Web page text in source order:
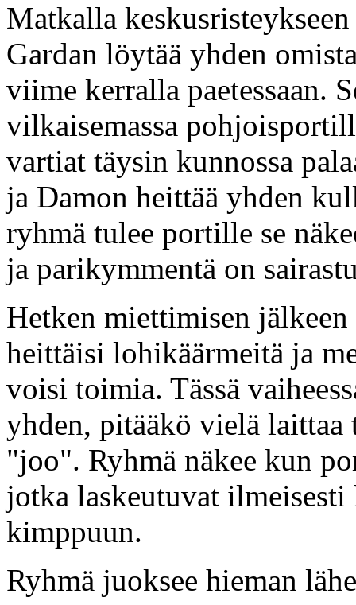
Matkalla
Gardan löytää yhden
viime kerralla paetessaan.
vilkaisemassa
vartiat täysin kunnossa
ja Damon heittää yhden
ryhmä tulee portille se
ja parikymmentä on
Hetken miettimisen
heittäisi lohikäärmeitä ja
voisi toimia. Tässä
yhden, pitääkö vielä laittaa
"joo". Ryhmä näkee kun
jotka laskeutuvat
kimppuun.
Ryhmä juoksee hieman